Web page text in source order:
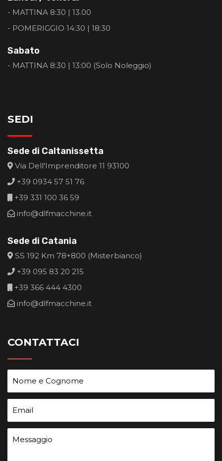
- MATTINA 8:30 | 13.00
- POMERIGGIO 14:30 | 18:30
Sabato
- MATTINA 8:30 | 13:00 (Solo Noleggio)
SEDI
Sede di Caltanissetta
Via Dell'Imprenditore 11 93100
+39 0934 57 51 76
+39 331 100 36 59
info@dlfmacchine.it
Sede di Catania
SS 192 Km 78+800 (Misterbianco)
+39 095 83 20 215
+39 366 444 4300
info@dlfmacchine.it
CONTATTACI